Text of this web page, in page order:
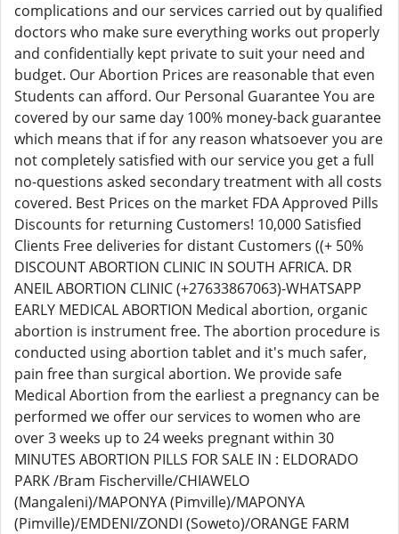
complications and our services carried out by qualified
doctors who make sure everything works out properly
and confidentially kept private to suit your need and
budget. Our Abortion Prices are reasonable that even
Students can afford. Our Personal Guarantee You are
covered by our same day 100% money-back guarantee
which means that if for any reason whatsoever you are
not completely satisfied with our service you get a full
no-questions asked secondary treatment with all costs
covered. Best Prices on the market FDA Approved Pills
Discounts for returning Customers! 10,000 Satisfied
Clients Free deliveries for distant Customers ((+ 50%
DISCOUNT ABORTION CLINIC IN SOUTH AFRICA. DR
ANEIL ABORTION CLINIC (+27633867063)-WHATSAPP
EARLY MEDICAL ABORTION Medical abortion, organic
abortion is instrument free. The abortion procedure is
conducted using abortion tablet and it's much safer,
pain free than surgical abortion. We provide safe
Medical Abortion from the earliest a pregnancy can be
performed we offer our services to women who are
over 3 weeks up to 24 weeks pregnant within 30
MINUTES ABORTION PILLS FOR SALE IN : ELDORADO
PARK /Bram Fischerville/CHIAWELO
(Mangaleni)/MAPONYA (Pimville)/MAPONYA
(Pimville)/EMDENI/ZONDI (Soweto)/ORANGE FARM